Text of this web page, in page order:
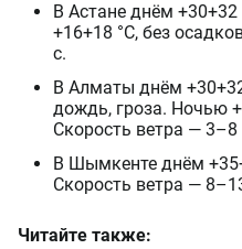
В Астане днём
+16+18 °C, без
с.
В Алматы днём
дождь, гроза. Ночью
Скорость ветра —
В Шымкенте днём
Скорость ветра —
Читайте также: